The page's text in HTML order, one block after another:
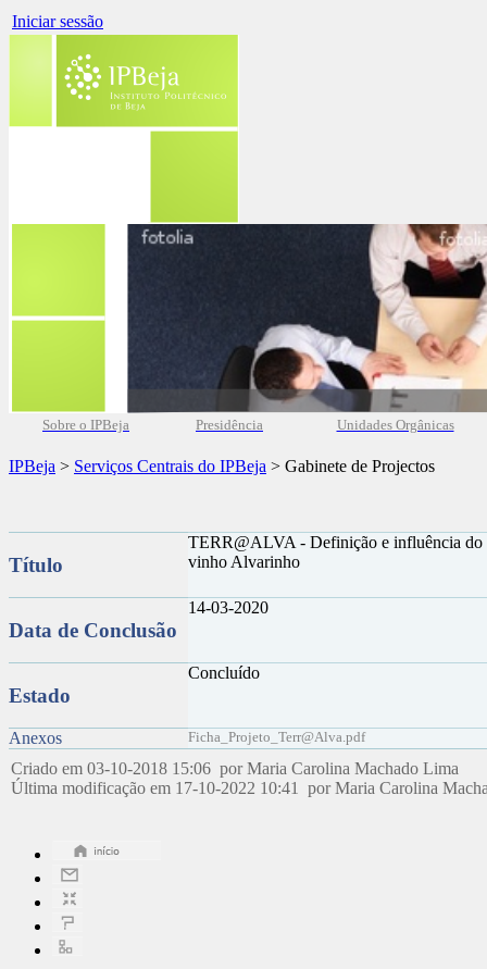
Iniciar sessão
Sobre o IPBeja Presidência Unidades Orgânicas
IPBeja > Serviços Centrais do IPBeja > Gabinete de Projectos
Título
TERR@ALVA - Definição e influência do
vinho Alvarinho
Data de Conclusão
14-03-2020
Estado
Concluído
Anexos Ficha_Projeto_Terr@Alva.pdf
Criado em 03-10-2018 15:06 por Maria Carolina Machado Lima
Última modificação em 17-10-2022 10:41 por Maria Carolina